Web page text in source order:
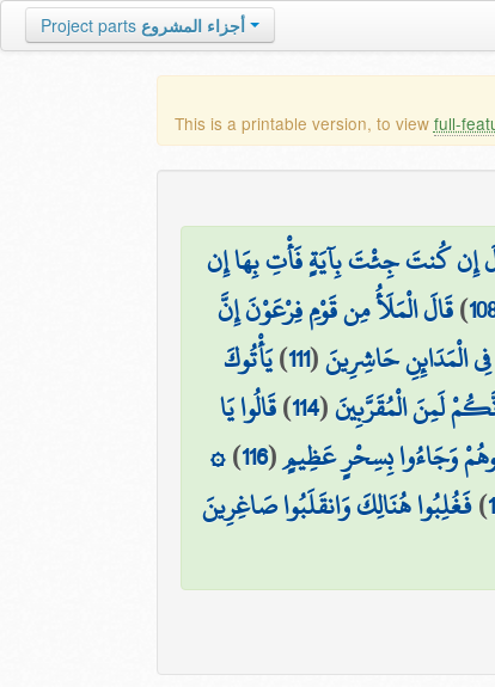
Project parts أجزاء المشروع
This is a printable version, to view full-
إِن كُنتَ جِئْتَ بِآيَةٍ فَأْتِ بِهَا إِن
)قَالَ الْمَلَأُ مِن قَوْمِ فِرْعَوْنَ إِنَّ
الْمَدَائِنِ حَاشِرِينَ(
111
)يَأْتُوكَ
لَمِنَ الْمُقَرَّبِينَ(
114
)قَالُوا يَا
وَجَاءُوا بِسِحْرٍ عَظِيمٍ(
116
)۞
)فَغُلِبُوا هُنَالِكَ وَانقَلَبُوا صَاغِرِينَ